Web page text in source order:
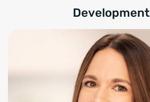
Development